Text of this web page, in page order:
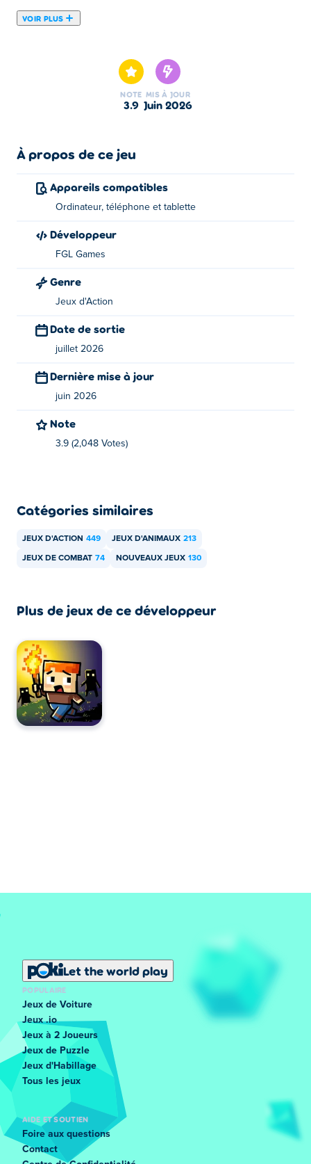
VOIR PLUS
combats rapides et frénétiques. Avancez, protégez votre
base et déchaînez des compétences dévastatrices
comme le Bananarang, le Lancer de Pierre et le
améliorations : plus vous combattez, plus votre créature
attaques et prenez l'ascendant sur l'adversaire avant qu'il
ne vous submerge. Choisissez votre créature et que le
Déplacement : WASD ou touches fléchées
Attaque : la barre d'espace
Récupérer la santé : K
Balancement : L
Bananarang : J
Puis-je jouer à Critter Chaos sur appareils
Critter Chaos est jouable sur ordinateur et appareils
NOTE
3.9
MIS À JOUR
juin 2026
À propos de ce jeu
Appareils compatibles
Ordinateur, téléphone et tablette
Développeur
FGL Games
Genre
Jeux d'Action
Date de sortie
juillet 2026
Dernière mise à jour
juin 2026
Note
3.9 (2,048 Votes)
Catégories similaires
JEUX D'ACTION 449 JEUX D'ANIMAUX 213
JEUX DE COMBAT 74 NOUVEAUX JEUX 130
Plus de jeux de ce développeur
Let the world play
POPULAIRE
Jeux de Voiture
Jeux .io
Jeux à 2 Joueurs
Jeux de Puzzle
Jeux d'Habillage
Tous les jeux
AIDE ET SOUTIEN
Foire aux questions
Contact